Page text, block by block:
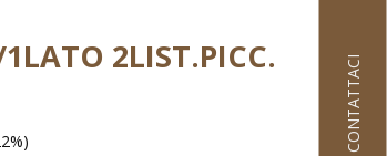
2LIST.PICC.
CONTATTACI